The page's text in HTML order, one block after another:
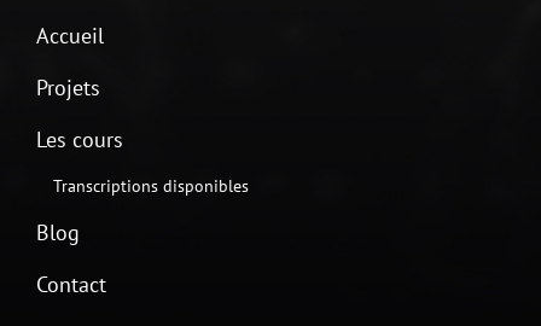
Accueil
Projets
Les cours
Transcriptions disponibles
Blog
Contact